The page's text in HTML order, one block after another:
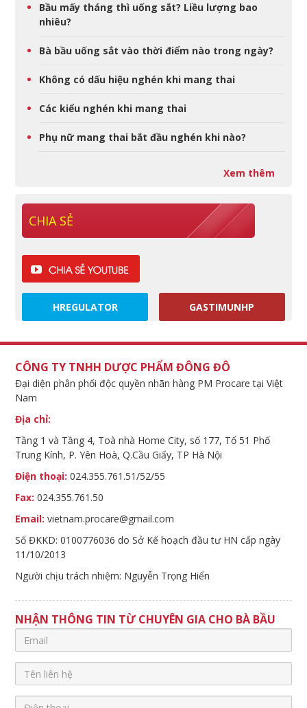
Bầu mấy tháng thì uống sắt? Liều lượng bao
nhiêu?
Bà bầu uống sắt vào thời điểm nào trong ngày?
Không có dấu hiệu nghén khi mang thai
Các kiểu nghén khi mang thai
Phụ nữ mang thai bắt đầu nghén khi nào?
Xem thêm
CHIA SẺ
HREGULATOR GASTIMUNHP
CÔNG TY TNHH DƯỢC PHẨM ĐÔNG ĐÔ
Đại diện phân phối độc quyền nhãn hàng PM Procare tại Việt
Nam
Địa chỉ:
Tầng 1 và Tầng 4, Toà nhà Home City, số 177, Tổ 51 Phố
Trung Kính, P. Yên Hoà, Q.Cầu Giấy, TP Hà Nội
Điện thoại: 024.355.761.51/52/55
Fax: 024.355.761.50
Email: vietnam.procare@gmail.com
Số ĐKKD: 0100776036 do Sở Kế hoạch đầu tư HN cấp ngày
11/10/2013
Người chịu trách nhiệm: Nguyễn Trọng Hiển
NHẬN THÔNG TIN TỪ CHUYÊN GIA CHO BÀ BẦU